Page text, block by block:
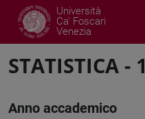
Università
Ca' Foscari
Venezia
STATISTICA - 1
Anno accademico